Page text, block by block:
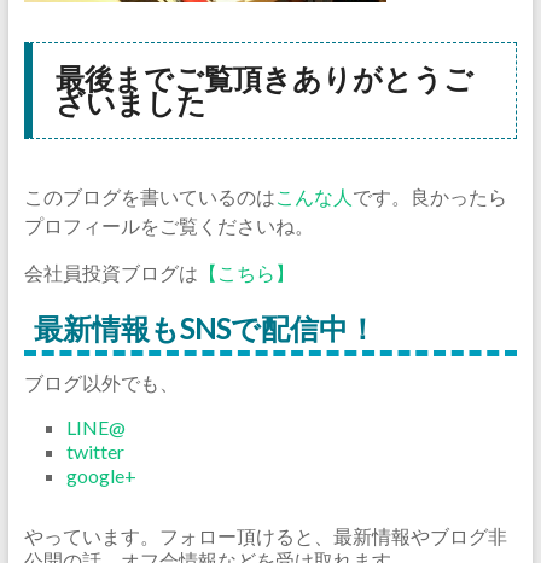
最後までご覧頂きありがとうご
ざいました
このブログを書いているのはこんな人 です。良かったら
プロフィールをご覧くださいね。
会社員投資ブログは 【こちら】
最新情報もSNSで配信中！
ブログ以外でも、
LINE@
twitter
google+
やっています。フォロー頂けると、最新情報やブログ非